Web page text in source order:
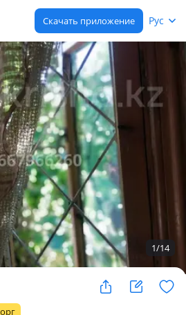
Скачать приложение Рус
1/14